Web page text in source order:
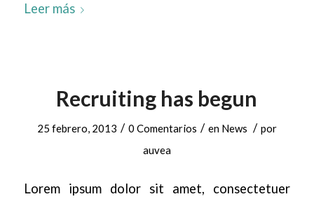
Leer más
Recruiting has begun
25 febrero, 2013 / 0 Comentarios / en News / por
auvea
Lorem ipsum dolor sit amet, consectetuer